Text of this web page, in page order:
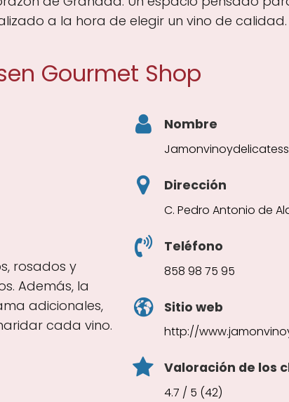
a la hora de elegir un vino de calidad.
Gourmet Shop
rosados y
Además, la
adicionales,
cada vino.
Nombre
Dirección
C. Pedro Antonio de
Teléfono
858 98 75 95
Sitio web
http://
Valoración de los
4.7 / 5 (42)